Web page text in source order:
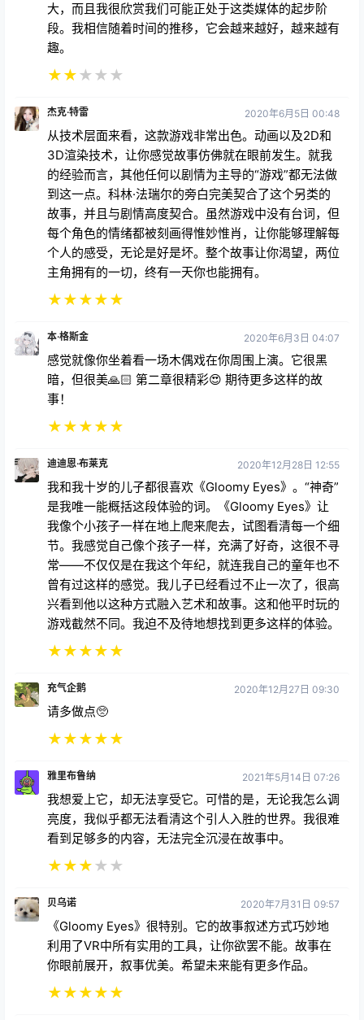
大，而且我很欣赏我们可能正处于这类媒体的起步阶
段。我相信随着时间的推移，它会越来越好，越来越有
趣。
★★★ ★ ★
杰克·特雷 2020年6月5日 00:48
从技术层面来看，这款游戏非常出色。动画以及2D和
3D渲染技术，让你感觉故事仿佛就在眼前发生。就我
的经验而言，其他任何以剧情为主导的“游戏”都无法做
到这一点。科林·法瑞尔的旁白完美契合了这个另类的
故事，并且与剧情高度契合。虽然游戏中没有台词，但
每个角色的情绪都被刻画得惟妙惟肖，让你能够理解每
个人的感受，无论是好是坏。整个故事让你渴望，两位
主角拥有的一切，终有一天你也能拥有。
★★★★★
本·格斯金 2020年6月3日 04:07
感觉就像你坐着看一场木偶戏在你周围上演。它很黑
暗，但很美🙏🏻 第二章很精彩😍 期待更多这样的故
事！
★★★★★
迪迪恩·布莱克 2020年12月28日 12:55
我和我十岁的儿子都很喜欢《Gloomy Eyes》。“神奇”
是我唯一能概括这段体验的词。《Gloomy Eyes》让
我像个小孩子一样在地上爬来爬去，试图看清每一个细
节。我感觉自己像个孩子一样，充满了好奇，这很不寻
常——不仅仅是在我这个年纪，就连我自己的童年也不
曾有过这样的感觉。我儿子已经看过不止一次了，很高
兴看到他以这种方式融入艺术和故事。这和他平时玩的
游戏截然不同。我迫不及待地想找到更多这样的体验。
★★★★★
充气企鹅 2020年12月27日 09:30
请多做点🥺
★★★★★
雅里布鲁纳 2021年5月14日 07:26
我想爱上它，却无法享受它。可惜的是，无论我怎么调
亮度，我似乎都无法看清这个引人入胜的世界。我很难
看到足够多的内容，无法完全沉浸在故事中。
★★★★ ★
贝乌诺 2020年7月31日 09:57
《Gloomy Eyes》很特别。它的故事叙述方式巧妙地
利用了VR中所有实用的工具，让你欲罢不能。故事在
你眼前展开，叙事优美。希望未来能有更多作品。
★★★★★